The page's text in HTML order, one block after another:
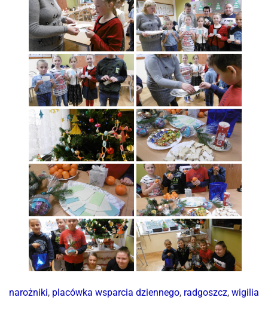
narożniki, placówka wsparcia dziennego, radgoszcz, wigilia